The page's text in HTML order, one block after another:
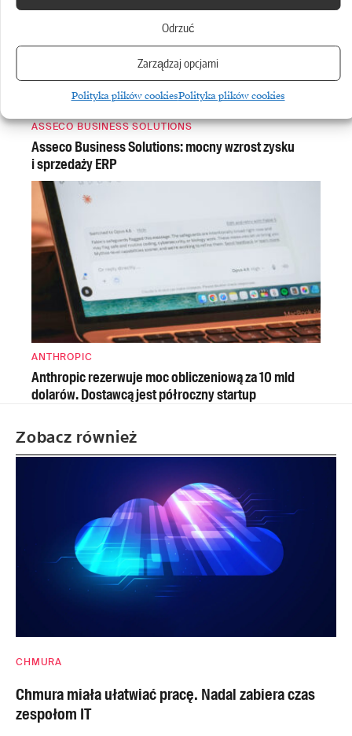
Odrzuć
Zarządzaj opcjami
Polityka plików cookiesPolityka plików cookies
ASSECO BUSINESS SOLUTIONS
Asseco Business Solutions: mocny wzrost zysku
i sprzedaży ERP
ANTHROPIC
Anthropic rezerwuje moc obliczeniową za 10 mld
dolarów. Dostawcą jest półroczny startup
Zobacz również
CHMURA
Chmura miała ułatwiać pracę. Nadal zabiera czas
zespołom IT